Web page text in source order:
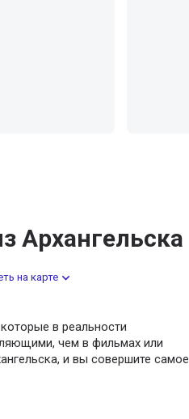
Архангельска
на карте
в реальности
чем в фильмах или
и вы совершите самое